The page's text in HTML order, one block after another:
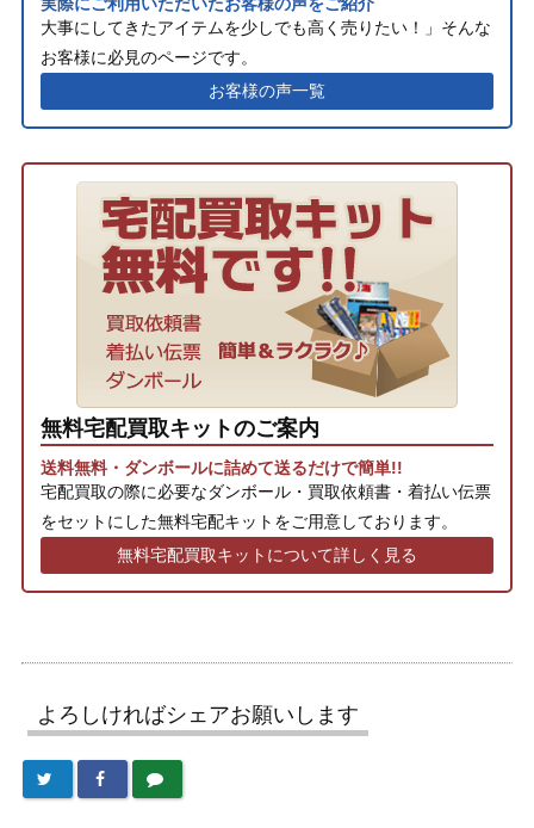
実際にご利用いただいたお客様の声をご紹介
大事にしてきたアイテムを少しでも高く売りたい！」そんな
お客様に必見のページです。
お客様の声一覧
無料宅配買取キットのご案内
送料無料・ダンボールに詰めて送るだけで簡単!!
宅配買取の際に必要なダンボール・買取依頼書・着払い伝票
をセットにした無料宅配キットをご用意しております。
無料宅配買取キットについて詳しく見る
よろしければシェアお願いします